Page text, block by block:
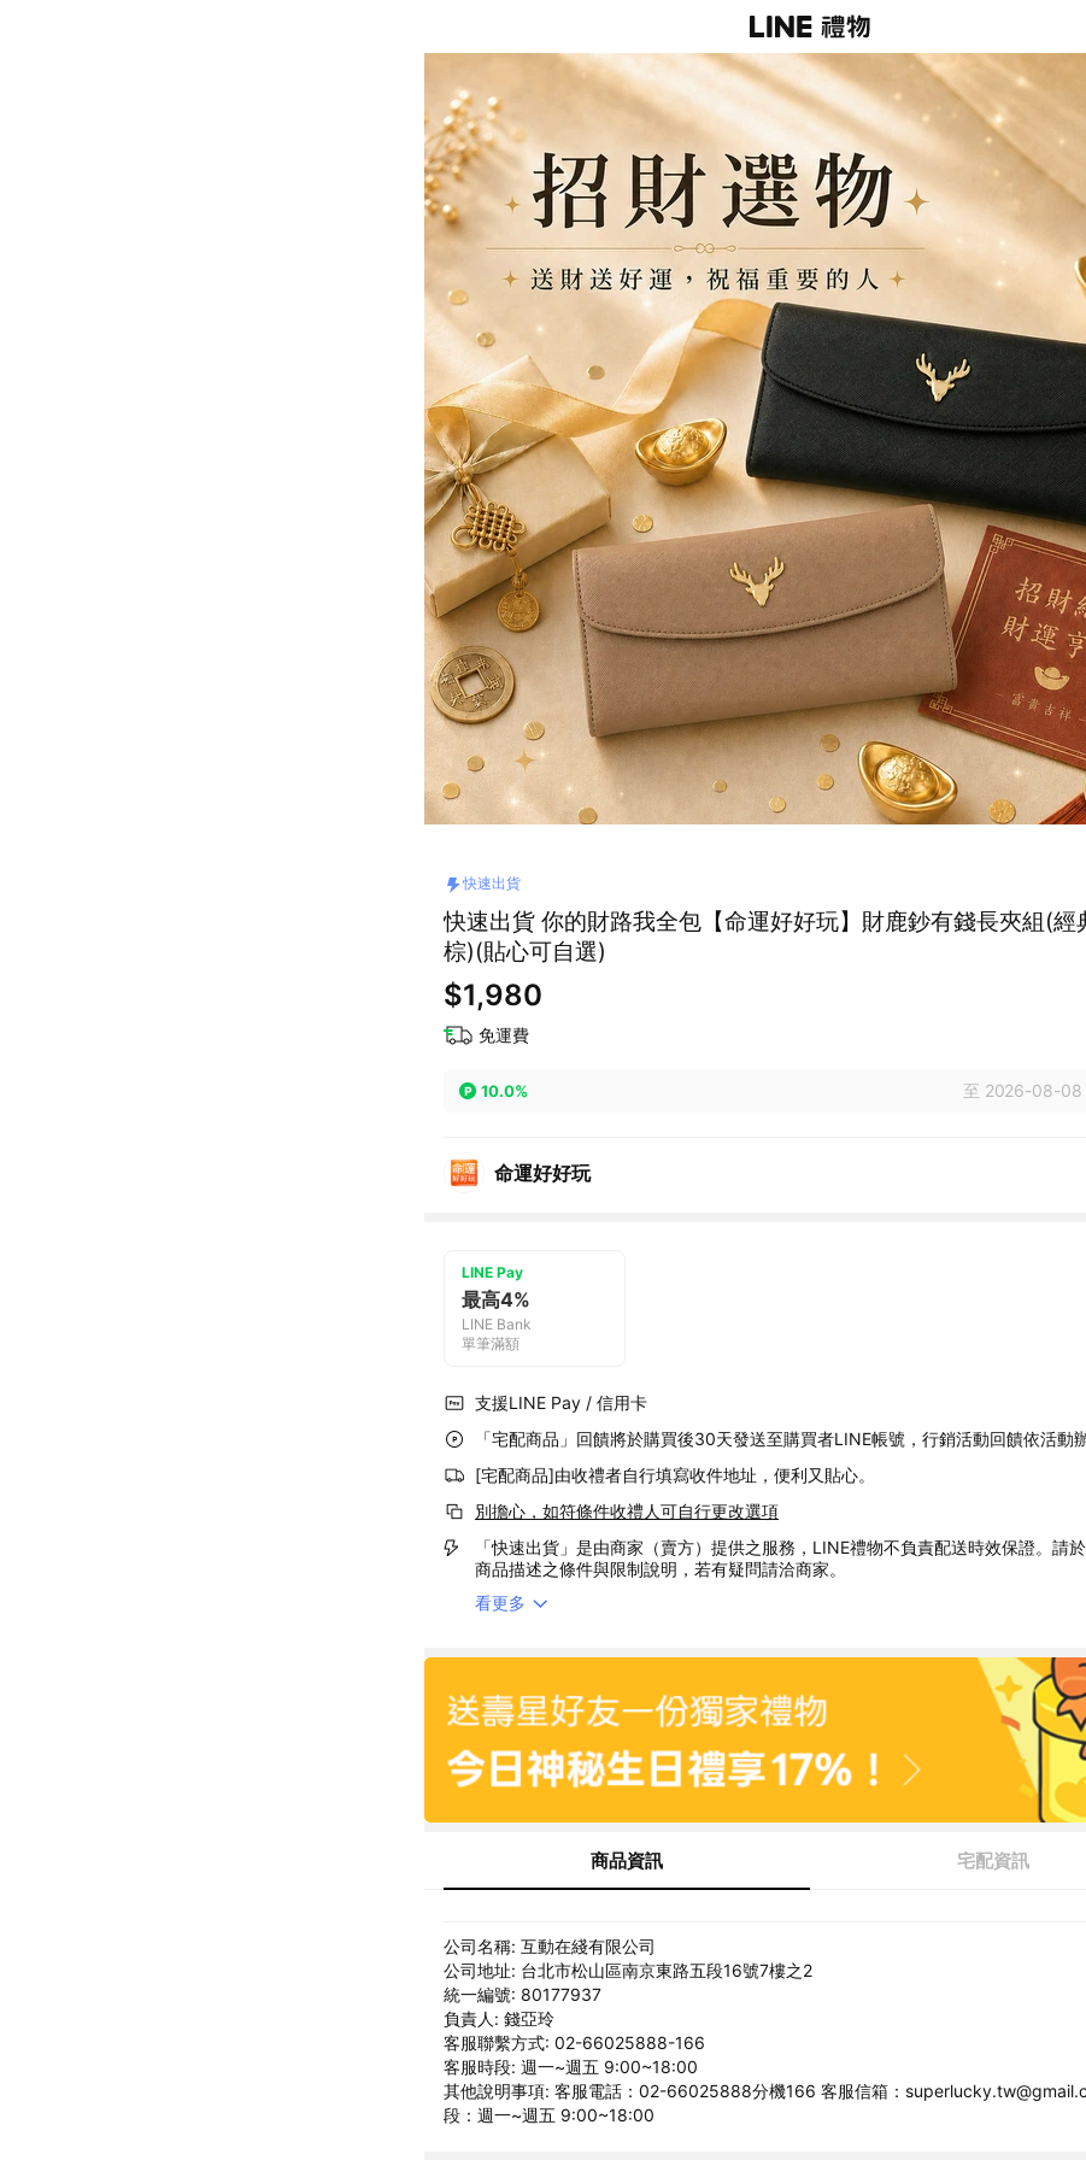
快速出貨
快速出貨 你的財路我全包【命運好好玩】財鹿鈔有錢長夾組(經
棕)(貼心可自選)
$1,980
免運費
10.0% 至 2026-08-08
命運好好玩
LINE Pay
最高4%
LINE Bank
單筆滿額
支援LINE Pay / 信用卡
「宅配商品」回饋將於購買後30天發送至購買者LINE帳號，行銷活動回饋依活動
[宅配商品]由收禮者自行填寫收件地址，便利又貼心。
別擔心，如符條件收禮人可自行更改選項
「快速出貨」是由商家（賣方）提供之服務，LINE禮物不負責配送時效保證。請
商品描述之條件與限制說明，若有疑問請洽商家。
看更多
商品資訊 宅配資訊
公司名稱: 互動在綫有限公司
公司地址: 台北市松山區南京東路五段16號7樓之2
統一編號: 80177937
負責人: 錢亞玲
客服聯繫方式: 02-66025888-166
客服時段: 週一~週五 9:00~18:00
其他說明事項: 客服電話：02-66025888分機166 客服信箱：
段：週一~週五 9:00~18:00